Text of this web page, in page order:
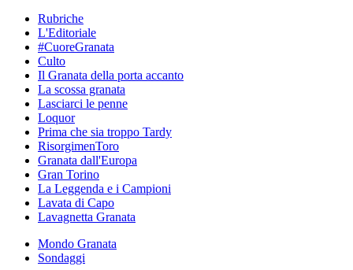
Rubriche
L'Editoriale
#CuoreGranata
Culto
Il Granata della porta accanto
La scossa granata
Lasciarci le penne
Loquor
Prima che sia troppo Tardy
RisorgimenToro
Granata dall'Europa
Gran Torino
La Leggenda e i Campioni
Lavata di Capo
Lavagnetta Granata
Mondo Granata
Sondaggi